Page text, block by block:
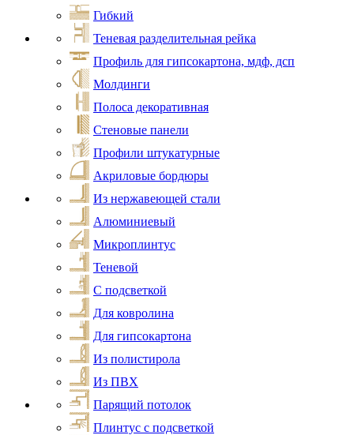
Гибкий
Теневая разделительная рейка
Профиль для гипсокартона, мдф, дсп
Молдинги
Полоса декоративная
Стеновые панели
Профили штукатурные
Акриловые бордюры
Из нержавеющей стали
Алюминиевый
Микроплинтус
Теневой
С подсветкой
Для ковролина
Для гипсокартона
Из полистирола
Из ПВХ
Парящий потолок
Плинтус с подсветкой